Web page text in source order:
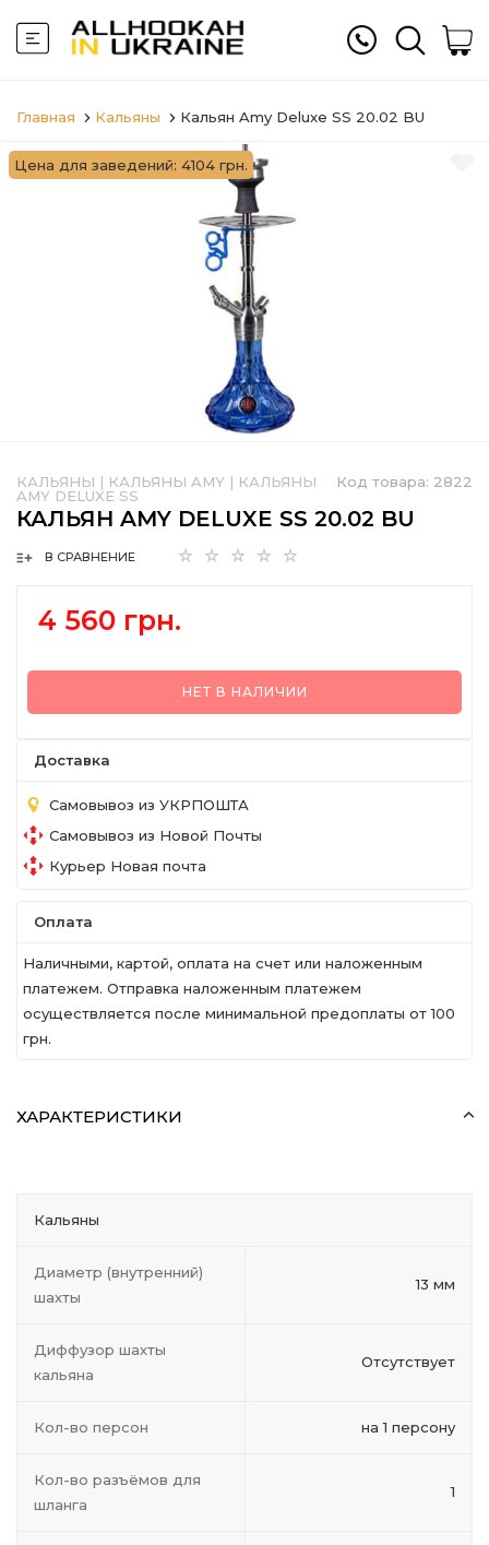
Главная Кальяны Кальян Amy Deluxe SS 20.02 BU
Цена для заведений: 4104 грн.
Код товара: 2822
КАЛЬЯНЫ | КАЛЬЯНЫ AMY | КАЛЬЯНЫ
AMY DELUXE SS
КАЛЬЯН AMY DELUXE SS 20.02 BU
В СРАВНЕНИЕ
4 560 грн.
НЕТ В НАЛИЧИИ
Доставка
Самовывоз из УКРПОШТА
Самовывоз из Новой Почты
Курьер Новая почта
Оплата
Наличными, картой, оплата на счет или наложенным
платежем. Отправка наложенным платежем
осуществляется после минимальной предоплаты от 100
грн.
ХАРАКТЕРИСТИКИ
Кальяны
Диаметр (внутренний)
шахты
13 мм
Диффузор шахты
кальяна
Отсутствует
Кол-во персон на 1 персону
Кол-во разъёмов для
шланга
1